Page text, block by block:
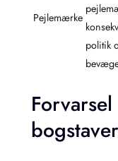
Pejlemærke
politik
bogstaver